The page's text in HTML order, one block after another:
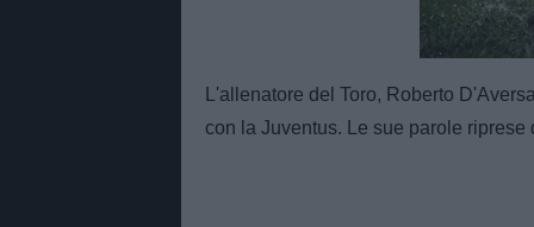
L'allenatore del Toro, Roberto
con la Juventus. Le sue parole riprese